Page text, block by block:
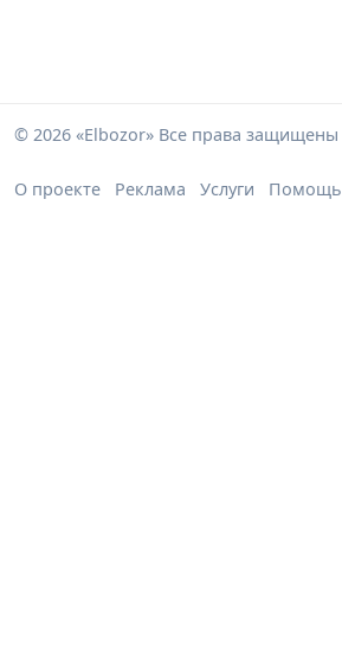
© 2026 «Elbozor» Все права защищены
О проекте Реклама Услуги Помощь